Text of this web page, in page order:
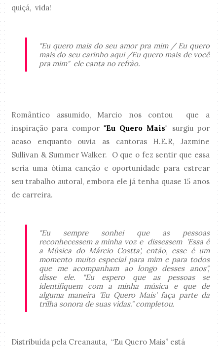
quiçá, vida!
"Eu quero mais do seu amor pra mim / Eu quero
mais do seu carinho aqui /Eu quero mais de você
pra mim" ele canta no refrão.
Romântico assumido, Marcio nos contou que a
inspiração para compor "Eu Quero Mais" surgiu por
acaso enquanto ouvia as cantoras H.E.R, Jazmine
Sullivan & Summer Walker. O que o fez sentir que essa
seria uma ótima canção e oportunidade para estrear
seu trabalho autoral, embora ele já tenha quase 15 anos
de carreira.
"Eu sempre sonhei que as pessoas
reconhecessem a minha voz e dissessem 'Essa é
a Música do Márcio Costta', então, esse é um
momento muito especial para mim e para todos
que me acompanham ao longo desses anos",
disse ele. "Eu espero que as pessoas se
identifiquem com a minha música e que de
alguma maneira 'Eu Quero Mais' faça parte da
trilha sonora de suas vidas." completou.
Distribuída pela Creanauta, “Eu Quero Mais” está